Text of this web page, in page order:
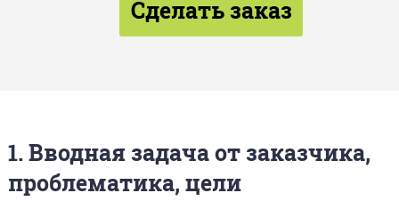
Сделать заказ
1. Вводная задача от заказчика,
проблематика, цели